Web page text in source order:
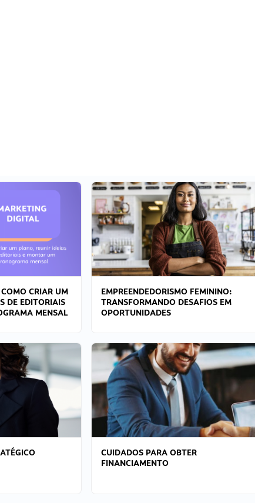
CRIAR UM
DE EDITORIAIS
MENSAL
EMPREENDEDORISMO FEMININO:
TRANSFORMANDO DESAFIOS EM
OPORTUNIDADES
CUIDADOS PARA OBTER
FINANCIAMENTO